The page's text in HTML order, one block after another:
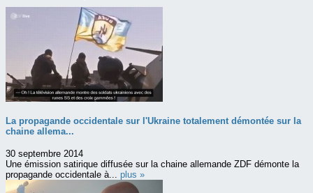
La propagande occidentale sur l'Ukraine totalement démontée sur la
chaine allema...
30 septembre 2014
Une émission satirique diffusée sur la chaine allemande ZDF démonte la
propagande occidentale à... plus »